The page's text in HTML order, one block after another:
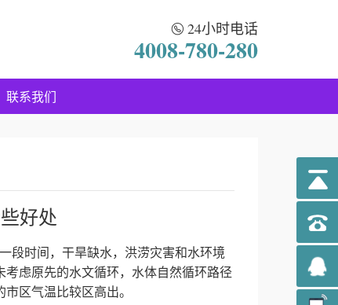
24小时电话
4008-780-280
联系我们
好处
时间，干旱缺水，洪涝灾害和水环境
虑原先的水文循环，水体自然循环路径
区气温比较区高出。